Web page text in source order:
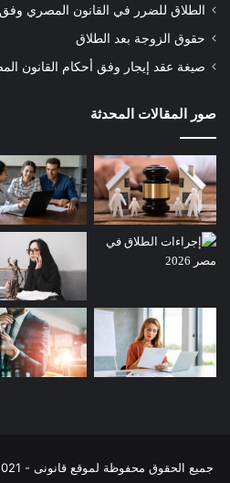
الطلاق للضرر في القانون المصري
حقوق الزوجة بعد الطلاق
صيغة عقد إيجار وفق أحكام القانون
صور المقالات المحدثة
جميع الحقوق محفوظة لموقع قانونى - 2021 - تصميم وبرمجة شركة